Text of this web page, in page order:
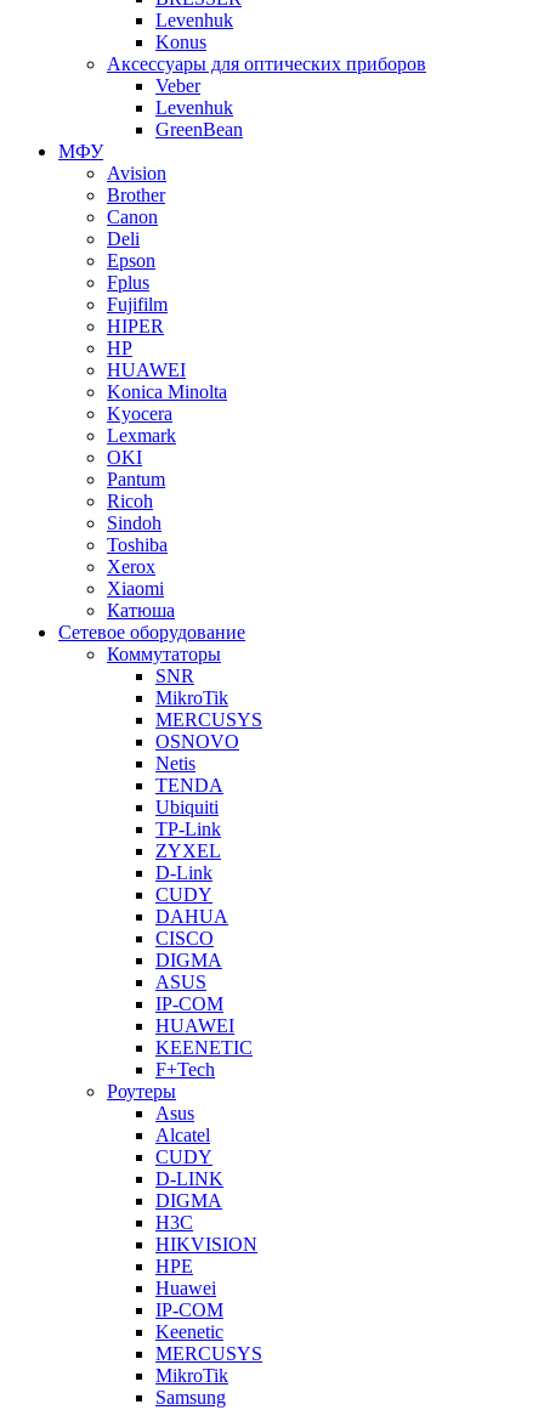
Levenhuk
Konus
Аксессуары для оптических приборов
Veber
Levenhuk
GreenBean
МФУ
Avision
Brother
Canon
Deli
Epson
Fplus
Fujifilm
HIPER
HP
HUAWEI
Konica Minolta
Kyocera
Lexmark
OKI
Pantum
Ricoh
Sindoh
Toshiba
Xerox
Xiaomi
Катюша
Сетевое оборудование
Коммутаторы
SNR
MikroTik
MERCUSYS
OSNOVO
Netis
TENDA
Ubiquiti
TP-Link
ZYXEL
D-Link
CUDY
DAHUA
CISCO
DIGMA
ASUS
IP-COM
HUAWEI
KEENETIC
F+Tech
Роутеры
Asus
Alcatel
CUDY
D-LINK
DIGMA
H3C
HIKVISION
HPE
Huawei
IP-COM
Keenetic
MERCUSYS
MikroTik
Samsung